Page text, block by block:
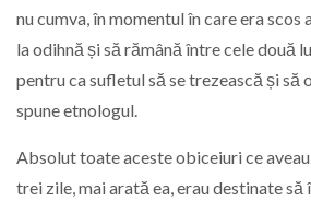
nu cumva, în momentul în care era scos
la odihnă și să rămână între cele două
pentru ca sufletul să se trezească și să
spune etnologul.
Absolut toate aceste obiceiuri ce
trei zile, mai arată ea, erau destinate să